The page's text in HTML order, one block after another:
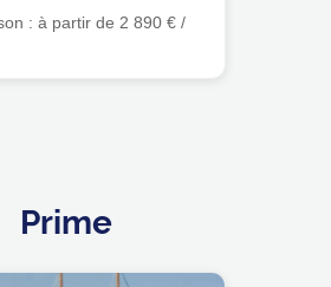
: à partir de 2 890 € /
Prime